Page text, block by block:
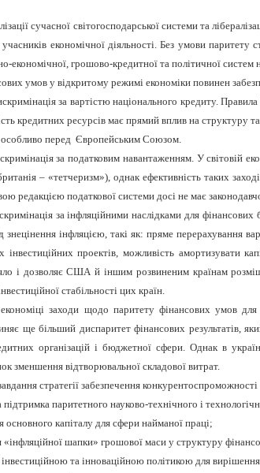
сучасної світогосподарської системи та
учасників економічної діяльності. Без умови
економічної, грошово-кредитної та політичної систем
умов у відкритому режимі економіки повинен
за вартістю національного кредиту.
кредитних ресурсів має прямий вплив на структуру
особливо перед Європейським Союзом.
за податковим навантаженням. У світовій
– «тетчеризм»), однак ефективність таких
редакцією податкової системи досі не має
за інфляційними наслідками для
знецінення інфляцією, такі як: пряме перерахування
інвестиційних проектів, можливість амортизувати
і дозволяє США й іншим розвиненим країнам
стабільності цих країн.
заходи щодо паритету фінансових умов для
ще більший диспаритет фінансових результатів,
організацій і бюджетної сфери. Однак в
зменшення відтворювальної складової витрат.
стратегії забезпечення
підтримка паритетного науково-технічного і
основного капіталу для сфери найманої праці;
шапки» грошової маси у структуру
та інноваційною політикою для